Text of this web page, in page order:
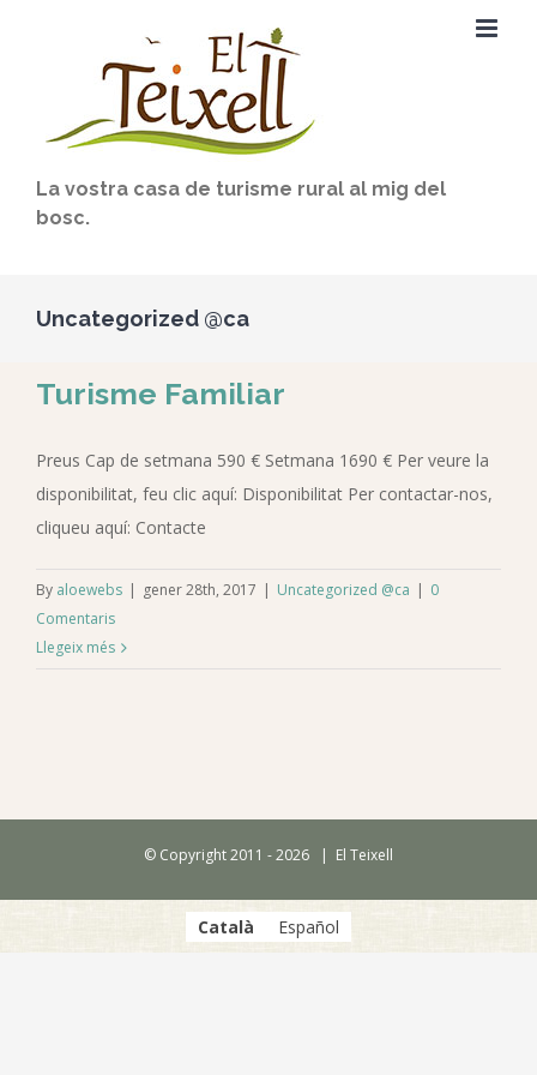
La vostra casa de turisme rural al mig del
bosc.
Uncategorized @ca
Turisme Familiar
Preus Cap de setmana 590 € Setmana 1690 € Per veure la
disponibilitat, feu clic aquí: Disponibilitat Per contactar-nos,
cliqueu aquí: Contacte
By aloewebs | gener 28th, 2017 | Uncategorized @ca | 0
Comentaris
Llegeix més
© Copyright 2011 -2026 | El Teixell
Català Español